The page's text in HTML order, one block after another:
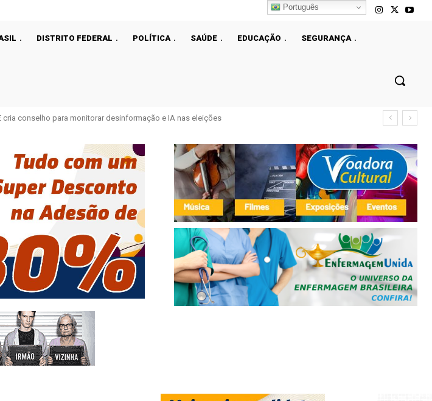
DISTRITO FEDERAL POLÍTICA SAÚDE EDUCAÇÃO
SEGURANÇA
decisão impeditiva anterior, Moraes nega permissão de Bolsonaro para receber filhos no Dia
Português